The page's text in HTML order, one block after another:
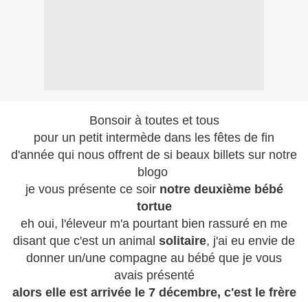
Bonsoir à toutes et tous
pour un petit intermède dans les fêtes de fin
d'année qui nous offrent de si beaux billets sur notre
blogo
je vous présente ce soir notre deuxième bébé
tortue
eh oui, l'éleveur m'a pourtant bien rassuré en me
disant que c'est un animal solitaire, j'ai eu envie de
donner un/une compagne au bébé que je vous
avais présenté
alors elle est arrivée le 7 décembre, c'est le frère